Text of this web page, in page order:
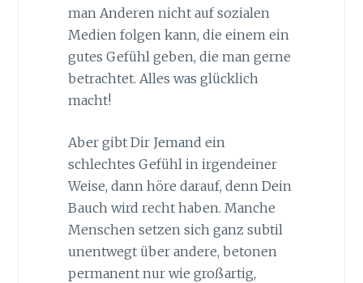
man Anderen nicht auf sozialen
Medien folgen kann, die einem ein
gutes Gefühl geben, die man gerne
betrachtet. Alles was glücklich
macht!
Aber gibt Dir Jemand ein
schlechtes Gefühl in irgendeiner
Weise, dann höre darauf, denn Dein
Bauch wird recht haben. Manche
Menschen setzen sich ganz subtil
unentwegt über andere, betonen
permanent nur wie großartig,